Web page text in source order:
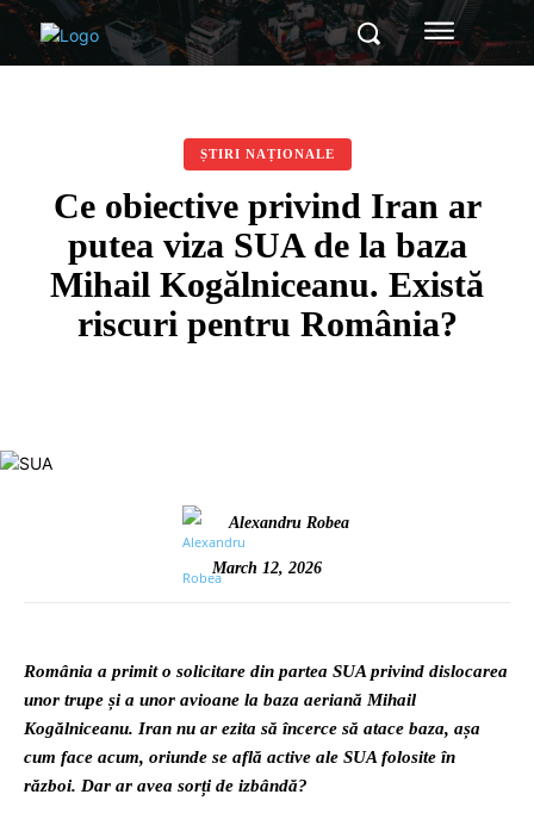
ȘTIRI NAȚIONALE
Ce obiective privind Iran ar
putea viza SUA de la baza
Mihail Kogălniceanu. Există
riscuri pentru România?
Alexandru Robea
March 12, 2026
România a primit o solicitare din partea SUA privind dislocarea
unor trupe și a unor avioane la baza aeriană Mihail
Kogălniceanu. Iran nu ar ezita să încerce să atace baza, așa
cum face acum, oriunde se află active ale SUA folosite în
război. Dar ar avea sorți de izbândă?